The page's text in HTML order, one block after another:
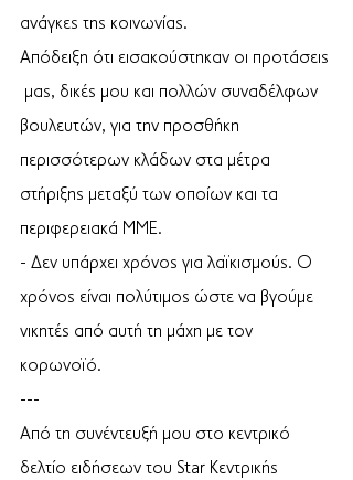
ανάγκες της κοινωνίας.
Απόδειξη ότι εισακούστηκαν οι προτάσεις
μας, δικές μου και πολλών συναδέλφων
βουλευτών, για την προσθήκη
περισσότερων κλάδων στα μέτρα
στήριξης μεταξύ των οποίων και τα
περιφερειακά ΜΜΕ.
- Δεν υπάρχει χρόνος για λαϊκισμούς. Ο
χρόνος είναι πολύτιμος ώστε να βγούμε
νικητές από αυτή τη μάχη με τον
κορωνοϊό.
---
Από τη συνέντευξή μου στο κεντρικό
δελτίο ειδήσεων του Star Κεντρικής